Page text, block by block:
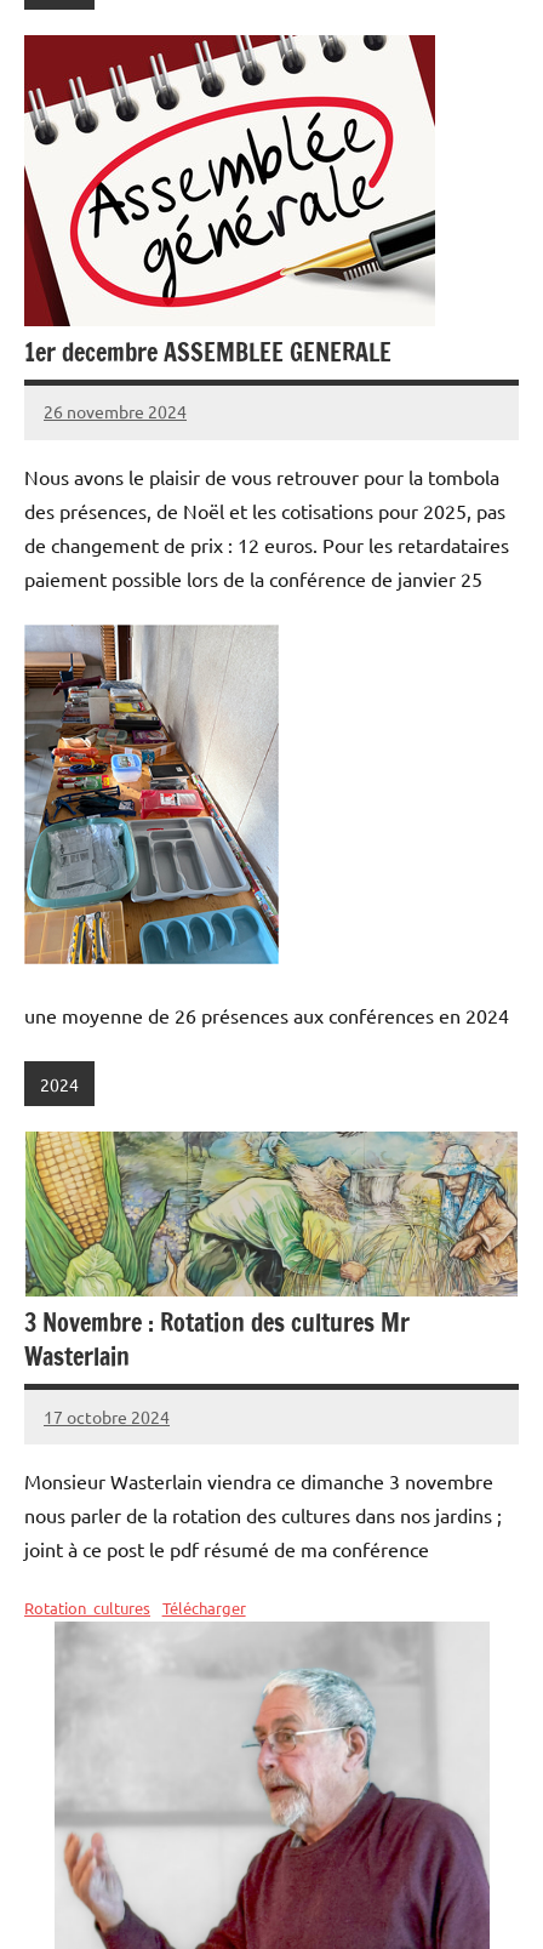
1er decembre ASSEMBLEE GENERALE
26 novembre 2024
admin
Nous avons le plaisir de vous retrouver pour la tombola
des présences, de Noël et les cotisations pour 2025, pas
de changement de prix : 12 euros. Pour les retardataires
paiement possible lors de la conférence de janvier 25
une moyenne de 26 présences aux conférences en 2024
2024
3 Novembre : Rotation des cultures Mr
Wasterlain
17 octobre 2024
admin
Monsieur Wasterlain viendra ce dimanche 3 novembre
nous parler de la rotation des cultures dans nos jardins ;
joint à ce post le pdf résumé de ma conférence
Rotation_cultures Télécharger